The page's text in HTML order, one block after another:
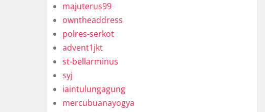
majuterus99
owntheaddress
polres-serkot
advent1jkt
st-bellarminus
syj
iaintulungagung
mercubuanayogya